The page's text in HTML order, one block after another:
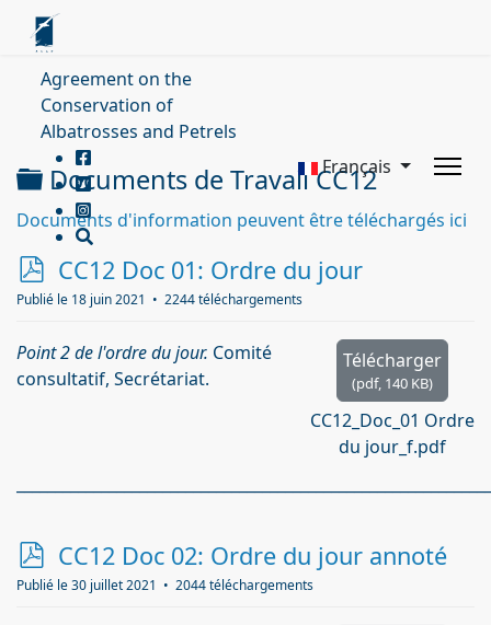
Agreement on the
Conservation of
Albatrosses and Petrels
Français
Dossier
Documents de Travail CC12
Documents d'information peuvent être téléchargés ici
p
d
CC12 Doc 01: Ordre du jour
Publié le 18 juin 2021 2244 téléchargements
Télécharger
(pdf, 140 KB)
CC12_Doc_01 Ordre
du jour_f.pdf
Point 2 de l'ordre du jour. Comité
consultatif, Secrétariat.
p
d
CC12 Doc 02: Ordre du jour annoté
Publié le 30 juillet 2021 2044 téléchargements